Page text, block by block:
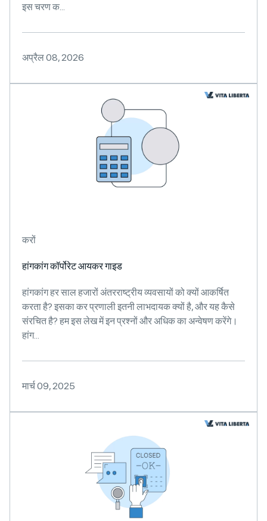
इस चरण क...
अप्रैल 08, 2026
करों
हांगकांग कॉर्पोरेट आयकर गाइड
हांगकांग हर साल हजारों अंतरराष्ट्रीय व्यवसायों को क्यों आकर्षित
करता है? इसका कर प्रणाली इतनी लाभदायक क्यों है, और यह कैसे
संरचित है? हम इस लेख में इन प्रश्नों और अधिक का अन्वेषण करेंगे।
हांग...
मार्च 09, 2025